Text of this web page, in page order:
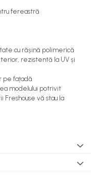
fereastră
cu rășină polimerică
rezistentă la UV și
pe fațadă
modelului potrivit
vă stau la